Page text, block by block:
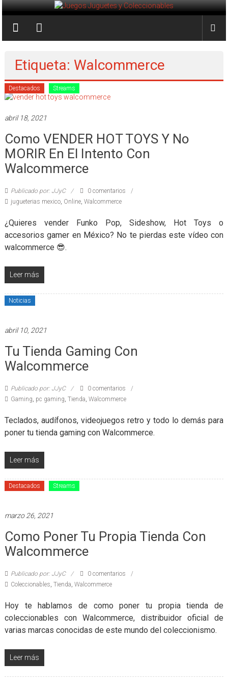
Saltar
al
contenido
Juegos
Juguetes
Coleccionables
Noticias
para
coleccionistas.
Etiqueta: Walcommerce
Destacados Streams
abril 18, 2021
Como VENDER HOT TOYS Y No
MORIR En El Intento Con
Walcommerce
Publicado por: JJyC
0 comentarios
jugueterias mexico, Online, Walcommerce
¿Quieres vender Funko Pop, Sideshow, Hot Toys o
accesorios gamer en México? No te pierdas este vídeo con
walcommerce 😎.
Leer más
Noticias
abril 10, 2021
Tu Tienda Gaming Con
Walcommerce
Publicado por: JJyC
0 comentarios
Gaming pc gaming Tienda Walcommerce
Teclados, audífonos, videojuegos retro y todo lo demás para
poner tu tienda​ gaming​ con Walcommerce.
Leer más
Destacados Streams
marzo 26, 2021
Como Poner Tu Propia Tienda Con
Walcommerce
Publicado por: JJyC
0 comentarios
Coleccionables Tienda Walcommerce
Hoy te hablamos de como poner tu propia tienda de
coleccionables con Walcommerce, distribuidor oficial de
varias marcas conocidas de este mundo del coleccionismo.
Leer más